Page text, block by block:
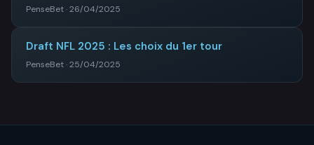
PenseBet · 26/04/2025
Draft NFL 2025 : Les choix du 1er tour
PenseBet · 25/04/2025